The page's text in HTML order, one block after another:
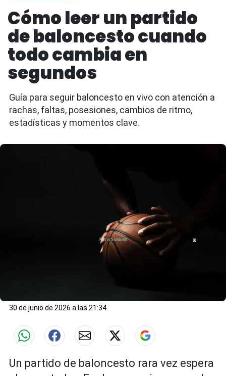
Cómo leer un partido
de baloncesto cuando
todo cambia en
segundos
Guía para seguir baloncesto en vivo con atención a
rachas, faltas, posesiones, cambios de ritmo,
estadísticas y momentos clave.
X
30 de junio de 2026 a las 21:34
Un partido de baloncesto rara vez espera